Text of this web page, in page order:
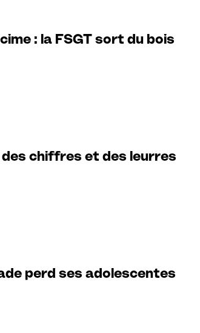
: la FSGT sort du bois
chiffres et des leurres
perd ses adolescentes